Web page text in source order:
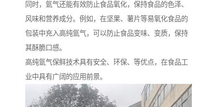
同时，氩气还能有效防止食品氧化，保持食品的色泽、
风味和营养成分。例如，在坚果、薯片等易氧化食品的
包装中充入高纯氩气，可以防止食品变味、变质，保持
其酥脆口感。
高纯氩气保鲜技术具有安全、环保、等优点，在食品工
业中具有广阔的应用前景。